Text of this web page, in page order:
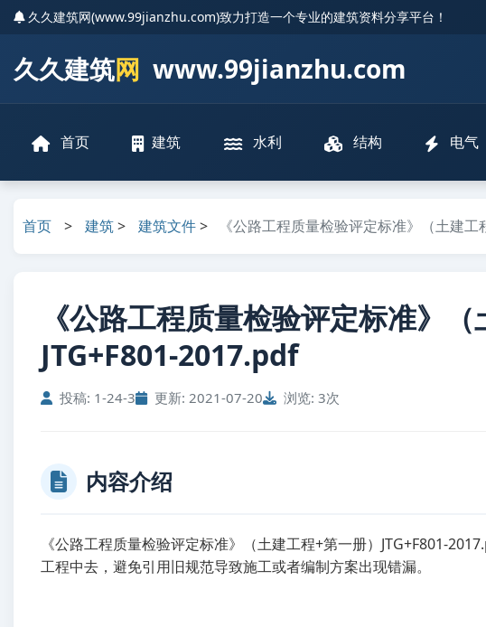
久久建筑网(www.99jianzhu.com)致力打造一个专业的建筑资料分享平台！
久久建筑网 www.99jianzhu.com
首页 建筑 水利 结构 电气
首页 > 建筑> 建筑文件> 《公路工程质量检验评定标准》（土建工
《公路工程质量检验评定标准》（
JTG+F801-2017.pdf
投稿: 1-24-3 更新: 2021-07-20 浏览: 3次
内容介绍
《公路工程质量检验评定标准》（土建工程+第一册）JTG+F801-
工程中去，避免引用旧规范导致施工或者编制方案出现错漏。